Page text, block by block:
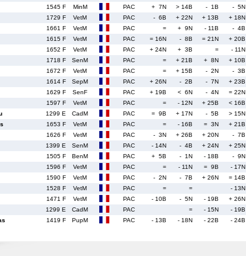
1545 F MinM PAC + 7N > 14B - 1B - 5N
1729 F VetM PAC - 6B + 22N + 13B + 18N
1661 F VetM PAC = + 9N - 11B - 4B
1615 F VetM PAC = 16N - 8B = 21N + 20B
1652 F VetM PAC + 24N + 3B = - 11N
1718 F SenM PAC = + 21B + 8N + 10B
1672 F VetM PAC = + 15B - 2N - 3B
1614 F SepM PAC + 26N - 2B - 7N + 23B
1629 F SenF PAC + 19B < 6N - 4N = 22N
1597 F VetM PAC = - 12N + 25B < 16B
1299 E CadM PAC = 9B + 17N - 5B > 15N
1653 F VetM PAC = - 16B = 3N + 21B
1626 F VetM PAC - 3N + 26B + 20N - 7B
1399 E SenM PAC - 14N - 4B + 24N + 25N
1505 F BenM PAC + 5B - 1N - 18B - 9N
1596 F VetM PAC = - 11N = 9B - 17N
1590 F VetM PAC - 2N - 7B + 26N = 14B
1528 F VetM PAC = = - 13N
1471 F VetM PAC - 10B - 5N - 19B + 26N
1299 E CadM PAC = - 15N - 19B
1419 F PupM PAC - 13B - 18N - 22B - 24B